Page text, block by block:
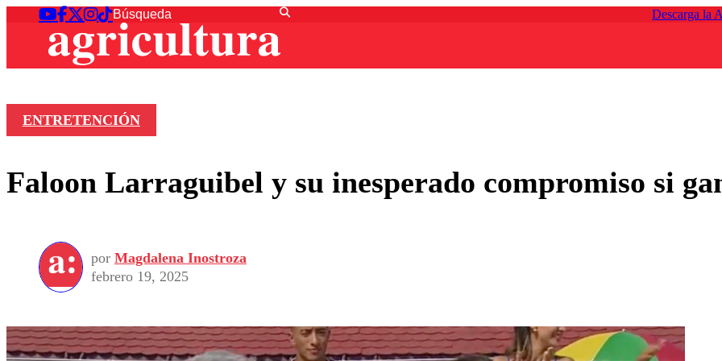
Descarga la
ENTRETENCIÓN
Faloon Larraguibel y su inesperado compromiso si
por Magdalena Inostroza
febrero 19, 2025